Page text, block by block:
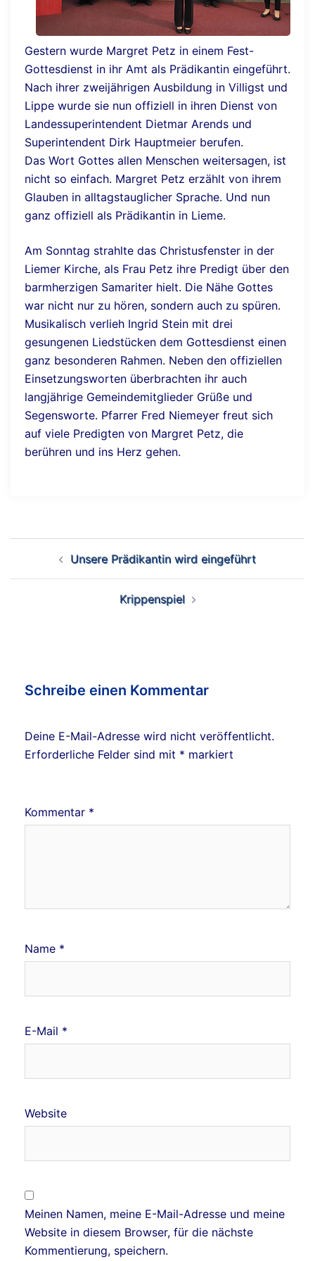
Gestern wurde Margret Petz in einem Fest-
Gottesdienst in ihr Amt als Prädikantin eingeführt.
Nach ihrer zweijährigen Ausbildung in Villigst und
Lippe wurde sie nun offiziell in ihren Dienst von
Landessuperintendent Dietmar Arends und
Superintendent Dirk Hauptmeier berufen.
Das Wort Gottes allen Menschen weitersagen, ist
nicht so einfach. Margret Petz erzählt von ihrem
Glauben in alltagstauglicher Sprache. Und nun
ganz offiziell als Prädikantin in Lieme.
Am Sonntag strahlte das Christusfenster in der
Liemer Kirche, als Frau Petz ihre Predigt über den
barmherzigen Samariter hielt. Die Nähe Gottes
war nicht nur zu hören, sondern auch zu spüren.
Musikalisch verlieh Ingrid Stein mit drei
gesungenen Liedstücken dem Gottesdienst einen
ganz besonderen Rahmen. Neben den offiziellen
Einsetzungsworten überbrachten ihr auch
langjährige Gemeindemitglieder Grüße und
Segensworte. Pfarrer Fred Niemeyer freut sich
auf viele Predigten von Margret Petz, die
berühren und ins Herz gehen.
NavigationUnsere Prädikantin wird eingeführt
Krippenspiel
Schreibe einen Kommentar
Deine E-Mail-Adresse wird nicht veröffentlicht.
Erforderliche Felder sind mit * markiert
Kommentar *
Name *
E-Mail *
Website
Meinen Namen, meine E-Mail-Adresse und meine
Website in diesem Browser, für die nächste
Kommentierung, speichern.